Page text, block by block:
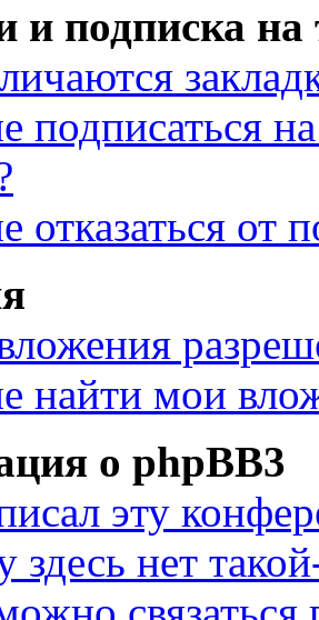
и подписка
подписаться
отказаться от
найти мои
о phpBB3
эту
здесь нет